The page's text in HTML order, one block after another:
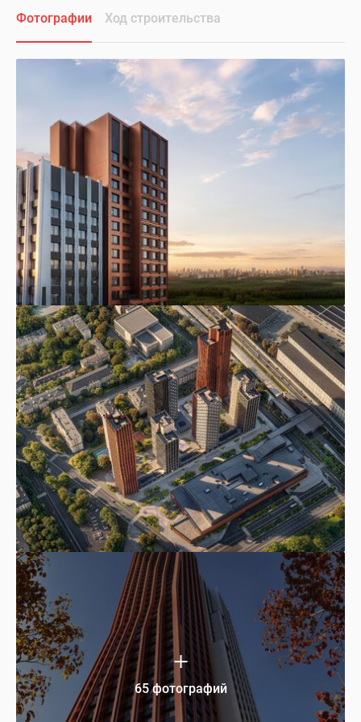
Фотографии Ход строительства
65 фотографий